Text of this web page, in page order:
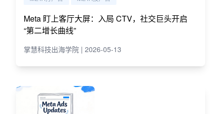
Meta 盯上客厅大屏：入局 CTV，社交巨头开启
“第二增长曲线”
掌慧科技出海学院 | 2026-05-13